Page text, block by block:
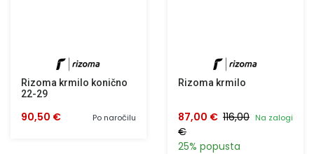
Rizoma krmilo konično
22-29
Po naročilu
90,50 €
Rizoma krmilo
Na zalogi
87,00 € 116,00
€
25% popusta